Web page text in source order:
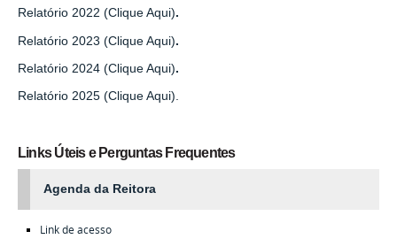
Relatório 2022 (Clique Aqui).
Relatório 2023 (Clique Aqui).
Relatório 2024 (Clique Aqui).
Relatório 2025 (Clique Aqui).
Links Úteis e Perguntas Frequentes
Agenda da Reitora
Link de acesso